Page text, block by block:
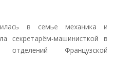
в семье механика и
секретарём-машинисткой в
Французской